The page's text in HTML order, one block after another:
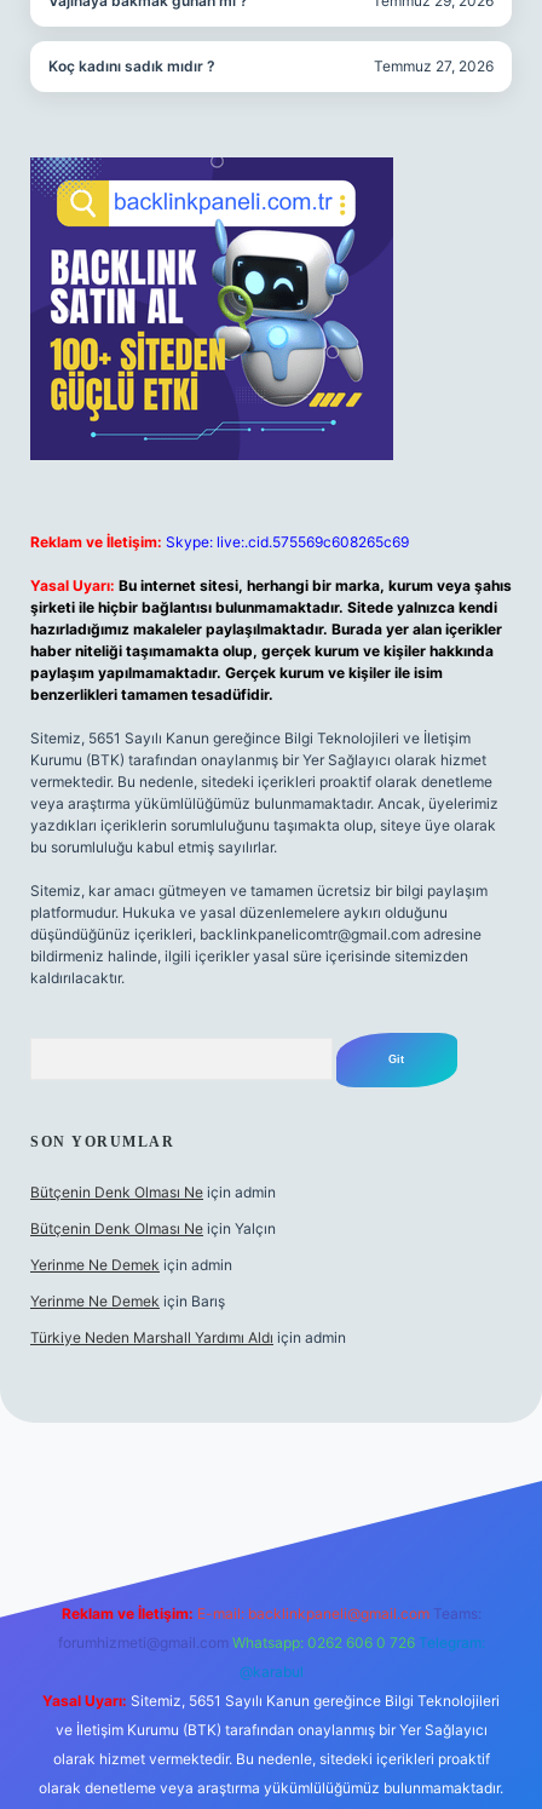
Koç kadını sadık mıdır ? Temmuz 27, 2026
Reklam ve İletişim: Skype: live:.cid.575569c608265c69
Yasal Uyarı: Bu internet sitesi, herhangi bir marka, kurum veya şahıs
şirketi ile hiçbir bağlantısı bulunmamaktadır. Sitede yalnızca kendi
hazırladığımız makaleler paylaşılmaktadır. Burada yer alan içerikler
haber niteliği taşımamakta olup, gerçek kurum ve kişiler hakkında
paylaşım yapılmamaktadır. Gerçek kurum ve kişiler ile isim
benzerlikleri tamamen tesadüfidir.
Sitemiz, 5651 Sayılı Kanun gereğince Bilgi Teknolojileri ve İletişim
Kurumu (BTK) tarafından onaylanmış bir Yer Sağlayıcı olarak hizmet
vermektedir. Bu nedenle, sitedeki içerikleri proaktif olarak denetleme
veya araştırma yükümlülüğümüz bulunmamaktadır. Ancak, üyelerimiz
yazdıkları içeriklerin sorumluluğunu taşımakta olup, siteye üye olarak
bu sorumluluğu kabul etmiş sayılırlar.
Sitemiz, kar amacı gütmeyen ve tamamen ücretsiz bir bilgi paylaşım
platformudur. Hukuka ve yasal düzenlemelere aykırı olduğunu
düşündüğünüz içerikleri, backlinkpanelicomtr@gmail.com adresine
bildirmeniz halinde, ilgili içerikler yasal süre içerisinde sitemizden
kaldırılacaktır.
SON YORUMLAR
Bütçenin Denk Olması Ne için admin
Bütçenin Denk Olması Ne için Yalçın
Yerinme Ne Demek için admin
Yerinme Ne Demek için Barış
Türkiye Neden Marshall Yardımı Aldı için admin
hiltonbet yeni giriş
Reklam ve İletişim: E-mail: backlinkpaneli@gmail.com Teams:
forumhizmeti@gmail.com Whatsapp: 0262 606 0 726 Telegram:
@karabul
Yasal Uyarı: Sitemiz, 5651 Sayılı Kanun gereğince Bilgi Teknolojileri
ve İletişim Kurumu (BTK) tarafından onaylanmış bir Yer Sağlayıcı
olarak hizmet vermektedir. Bu nedenle, sitedeki içerikleri proaktif
olarak denetleme veya araştırma yükümlülüğümüz bulunmamaktadır.